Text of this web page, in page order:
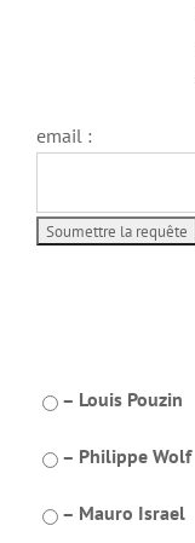
email :
– Louis Pouzin
– Philippe Wolf
– Mauro Israel